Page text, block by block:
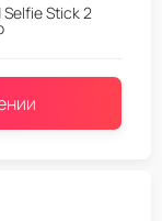
Stick 2